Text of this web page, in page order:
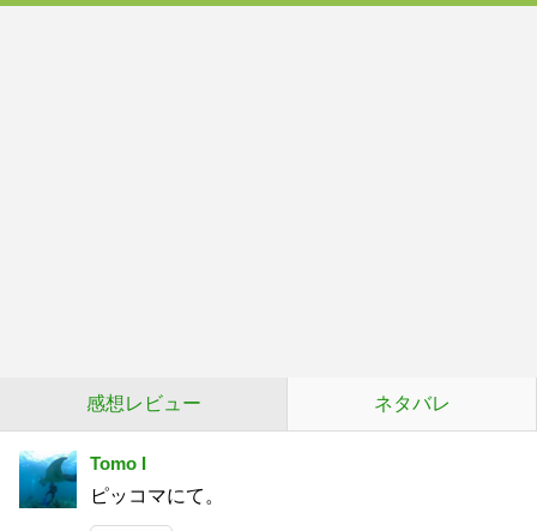
感想レビュー ネタバレ
Tomo I
ピッコマにて。